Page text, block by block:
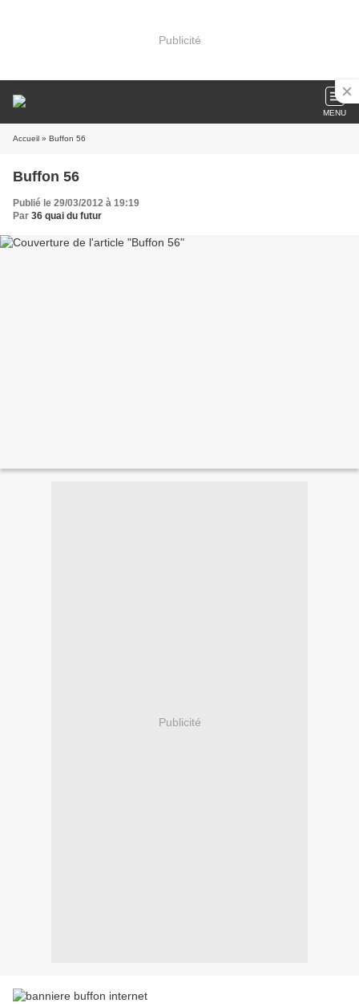
Publicité
MENU
Accueil » Buffon 56
Buffon 56
Publié le 29/03/2012 à 19:19
Par 36 quai du futur
Publicité